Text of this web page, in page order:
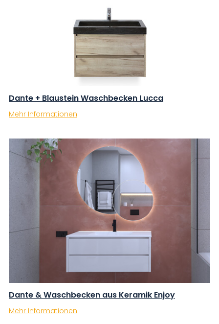
Dante + Blaustein Waschbecken Lucca
Mehr Informationen
Dante & Waschbecken aus Keramik Enjoy
Mehr Informationen